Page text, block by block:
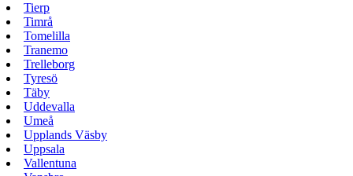
Tierp
Timrå
Tomelilla
Tranemo
Trelleborg
Tyresö
Täby
Uddevalla
Umeå
Upplands Väsby
Uppsala
Vallentuna